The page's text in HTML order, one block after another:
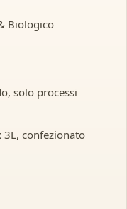
Biologico
solo processi
confezionato